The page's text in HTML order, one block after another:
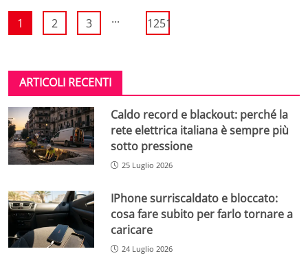
1 2 3 ... 1251
ARTICOLI RECENTI
Caldo record e blackout: perché la
rete elettrica italiana è sempre più
sotto pressione
25 Luglio 2026
IPhone surriscaldato e bloccato:
cosa fare subito per farlo tornare a
caricare
24 Luglio 2026